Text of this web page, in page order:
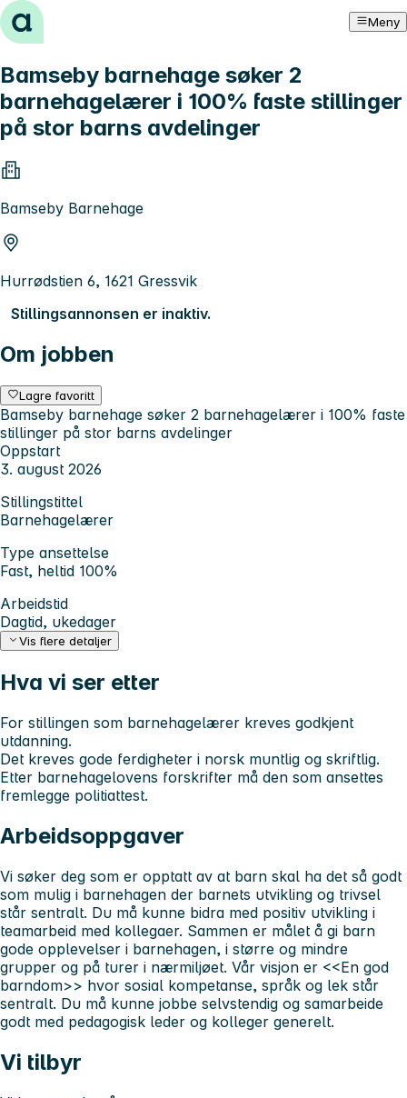
Hopp til innhold Meny
Bamseby barnehage søker 2
barnehagelærer i 100% faste stillinger
på stor barns avdelinger
Bamseby Barnehage
Hurrødstien 6, 1621 Gressvik
Stillingsannonsen er inaktiv.
Om jobben
Lagre favoritt
Bamseby barnehage søker 2 barnehagelærer i 100% faste
stillinger på stor barns avdelinger
Oppstart
3. august 2026
Stillingstittel
Barnehagelærer
Type ansettelse
Fast, heltid 100%
Arbeidstid
Dagtid, ukedager
Vis flere detaljer
Hva vi ser etter
For stillingen som barnehagelærer kreves godkjent
utdanning.
Det kreves gode ferdigheter i norsk muntlig og skriftlig.
Etter barnehagelovens forskrifter må den som ansettes
fremlegge politiattest.
Arbeidsoppgaver
Vi søker deg som er opptatt av at barn skal ha det så godt
som mulig i barnehagen der barnets utvikling og trivsel
står sentralt. Du må kunne bidra med positiv utvikling i
teamarbeid med kollegaer. Sammen er målet å gi barn
gode opplevelser i barnehagen, i større og mindre
grupper og på turer i nærmiljøet. Vår visjon er <<En god
barndom>> hvor sosial kompetanse, språk og lek står
sentralt. Du må kunne jobbe selvstendig og samarbeide
godt med pedagogisk leder og kolleger generelt.
Vi tilbyr